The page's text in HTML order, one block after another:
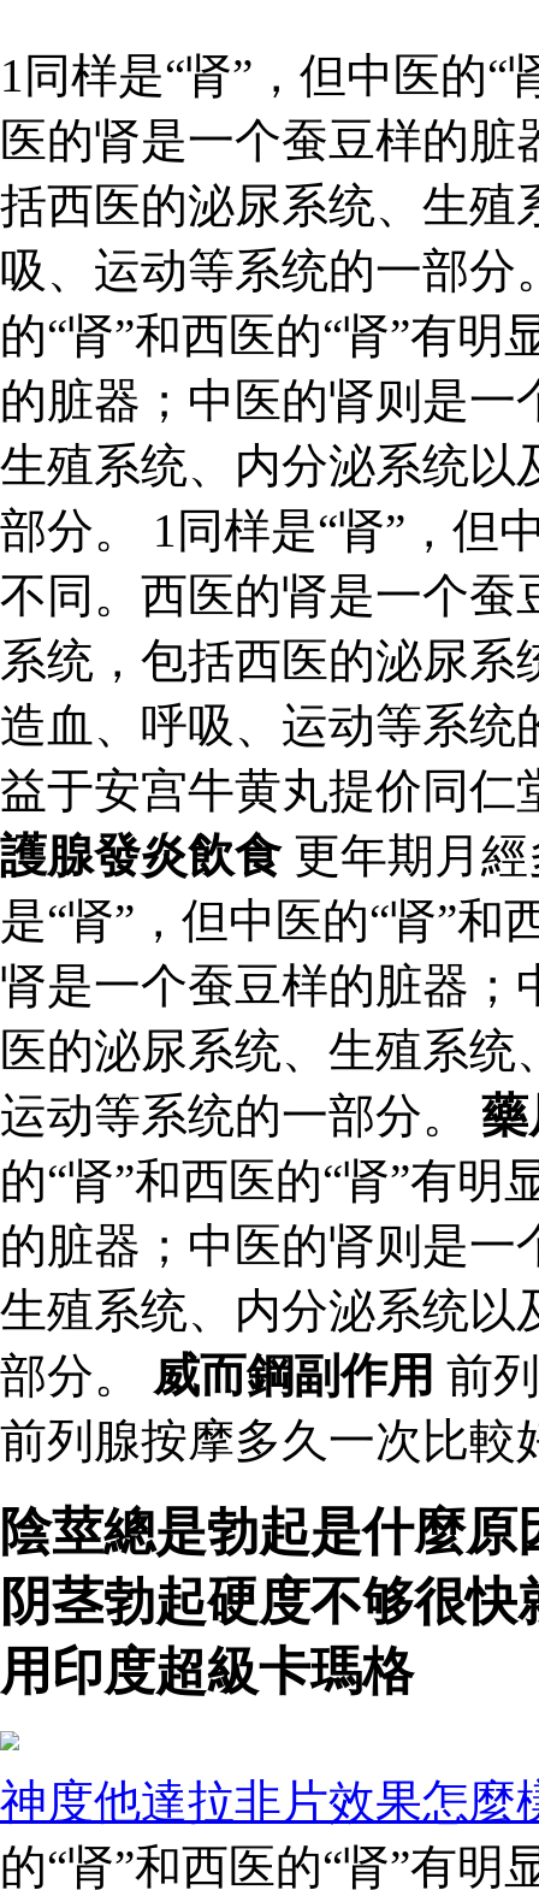
1同样是“肾”，但中医的“
医的肾是一个蚕豆样的
括西医的泌尿系统、生殖
吸、运动等系统的一部分
的“肾”和西医的“肾”有
的脏器；中医的肾则是
生殖系统、内分泌系统以
部分。 1同样是“肾”，但
不同。西医的肾是一个蚕
系统，包括西医的泌尿
造血、呼吸、运动等系
益于安宫牛黄丸提价同
護腺發炎飲食更年期月
是“肾”，但中医的“肾”和
肾是一个蚕豆样的脏器；
医的泌尿系统、生殖系
运动等系统的一部分。 藥
的“肾”和西医的“肾”有
的脏器；中医的肾则是
生殖系统、内分泌系统以
部分。 威而鋼副作用 前
前列腺按摩多久一次比較
陰莖總是勃起是什麼
阴茎勃起硬度不够很
用印度超級卡瑪格
神度他達拉非片效果怎麼
的“肾”和西医的“肾”有